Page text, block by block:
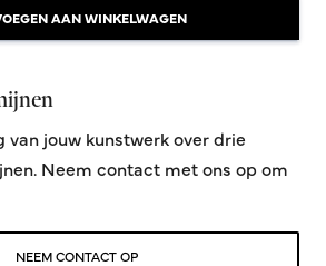
AAN WINKELWAGEN
van jouw kunstwerk over drie
Neem contact met ons op om
NEEM CONTACT OP